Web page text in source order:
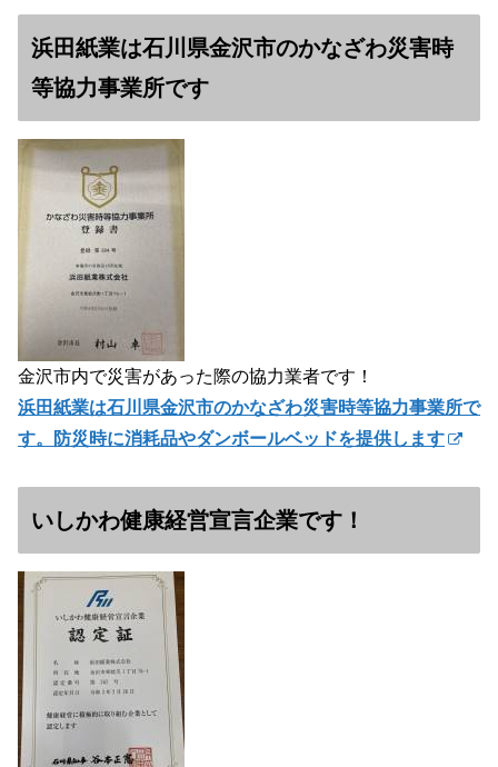
浜田紙業は石川県金沢市のかなざわ災害時
等協力事業所です
金沢市内で災害があった際の協力業者です！
浜田紙業は石川県金沢市のかなざわ災害時等協力事業所で
す。防災時に消耗品やダンボールベッドを提供します
いしかわ健康経営宣言企業です！